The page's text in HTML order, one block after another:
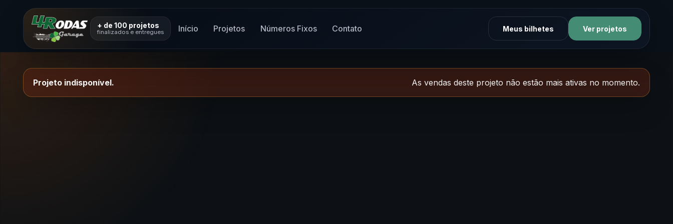
+ de 100 projetos
finalizados e entregues Início Projetos Números Fixos Contato Meus bilhetes Ver projetos
Projeto indisponível. As vendas deste projeto não estão mais ativas no momento.